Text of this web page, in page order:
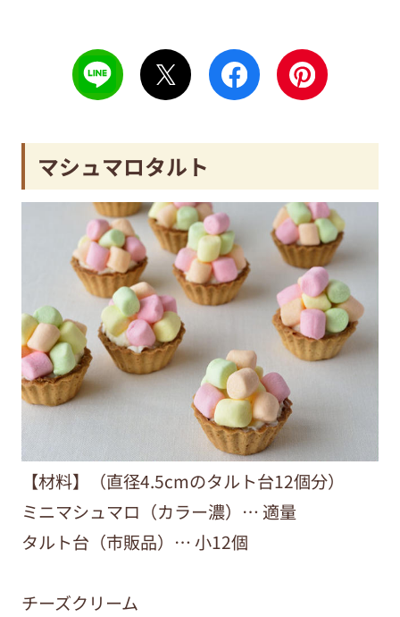
マシュマロタルト
【材料】（直径4.5cmのタルト台12個分）
ミニマシュマロ（カラー濃）… 適量
タルト台（市販品）… 小12個
チーズクリーム